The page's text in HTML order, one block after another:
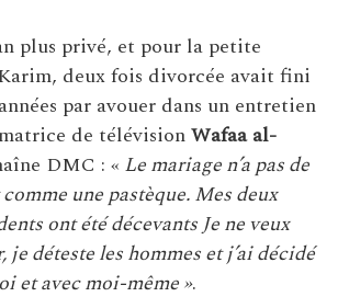
plus privé, et pour la petite
deux fois divorcée avait fini
par avouer dans un entretien
de télévisionWafaa al-
DMC : « Le mariage n’a pas de
une pastèque. Mes deux
ont été décevants Je ne veux
je déteste les hommes et j’ai décidé
et avec moi-même ».